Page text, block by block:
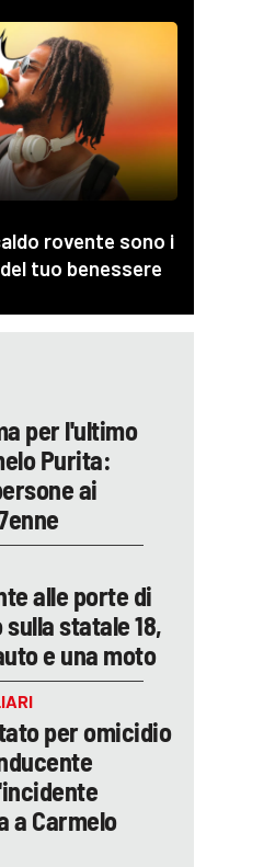
per l'ultimo
Purita:
ai
alle porte di
statale 18,
e una moto
per omicidio
a Carmelo